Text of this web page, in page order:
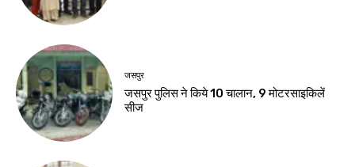
जसपुर
जसपुर पुलिस ने किये 10 चालान, 9 मोटरसाइकिलें
सीज